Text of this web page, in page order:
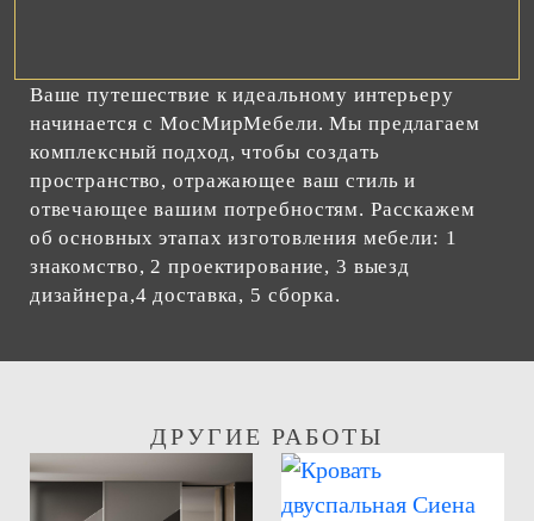
Ваше путешествие к идеальному интерьеру
начинается с МосМирМебели. Мы предлагаем
комплексный подход, чтобы создать
пространство, отражающее ваш стиль и
отвечающее вашим потребностям. Расскажем
об основных этапах изготовления мебели: 1
знакомство, 2 проектирование, 3 выезд
дизайнера,4 доставка, 5 сборка.
ДРУГИЕ РАБОТЫ